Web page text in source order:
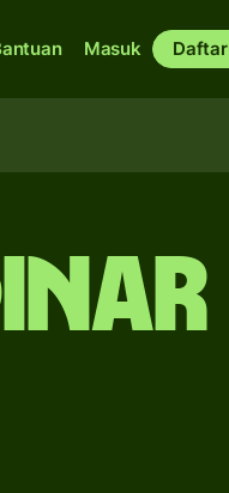
Masuk Daftar